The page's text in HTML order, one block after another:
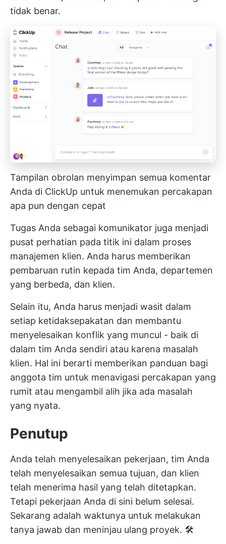
tidak benar.
Tampilan obrolan menyimpan semua komentar
Anda di ClickUp untuk menemukan percakapan
apa pun dengan cepat
Tugas Anda sebagai komunikator juga menjadi
pusat perhatian pada titik ini dalam proses
manajemen klien. Anda harus memberikan
pembaruan rutin kepada tim Anda, departemen
yang berbeda, dan klien.
Selain itu, Anda harus menjadi wasit dalam
setiap ketidaksepakatan dan membantu
menyelesaikan konflik yang muncul - baik di
dalam tim Anda sendiri atau karena masalah
klien. Hal ini berarti memberikan panduan bagi
anggota tim untuk menavigasi percakapan yang
rumit atau mengambil alih jika ada masalah
yang nyata.
Penutup
Anda telah menyelesaikan pekerjaan, tim Anda
telah menyelesaikan semua tujuan, dan klien
telah menerima hasil yang telah ditetapkan.
Tetapi pekerjaan Anda di sini belum selesai.
Sekarang adalah waktunya untuk melakukan
tanya jawab dan meninjau ulang proyek. 🛠️